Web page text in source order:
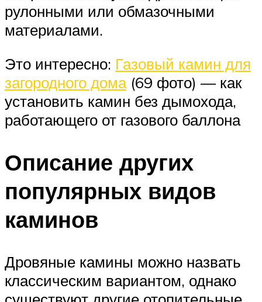
рулонными или обмазочными
материалами.
Это интересно: Газовый камин для
загородного дома(69 фото) — как
установить камин без дымохода,
работающего от газового баллона
Описание других
популярных видов
каминов
Дровяные камины можно назвать
классическим вариантом, однако